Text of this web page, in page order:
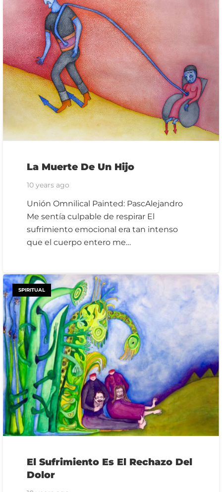
La Muerte De Un Hijo
10 years ago
Unión Omnilical Painted: PascAlejandro
Me sentía culpable de respirar El
sufrimiento emocional era tan intenso
que el cuerpo entero me…
SPIRITUAL
El Sufrimiento Es El Rechazo Del
Dolor